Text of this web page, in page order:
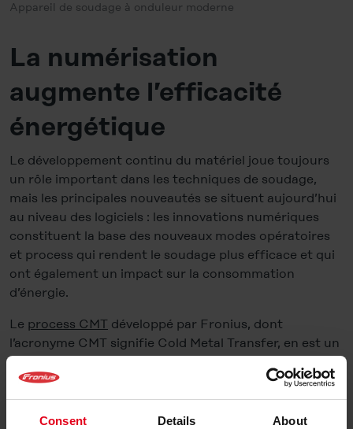
Consent Details About
Appareil de soudage à onduleur moderne
La numérisation
augmente l’efficacité
énergétique
Le développement continu du matériel joue toujours
un rôle important dans les techniques de soudage,
mais les principales nouveautés se situent aujourd’hui
au niveau des logiciels : les innovations numériques
constituent la base des nouveaux modes opératoires
et process qui rendent le soudage plus efficace et qui
ont également un impact sur la consommation
d’énergie.
Le process CMT développé par Fronius, dont
l’acronyme CMT signifie Cold Metal Transfer, en est un
courant régulée avec précision, un arc électrique
extrêmement stable et un très faible apport d’énergie.
Cela permet de réduire la déformation de la pièce de